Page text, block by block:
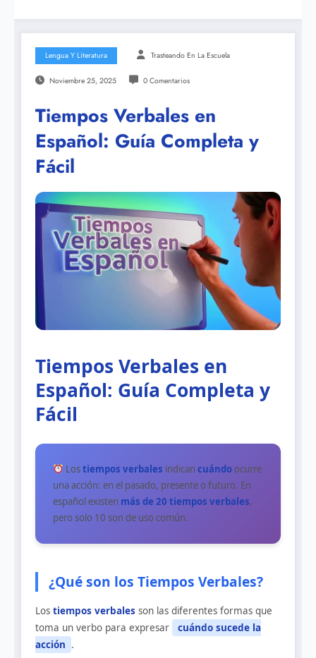
Lengua Y Literatura Trasteando En La Escuela
Noviembre 25, 2025 0 Comentarios
Tiempos Verbales en
Español: Guía Completa y
Fácil
Tiempos Verbales en
Español: Guía Completa y
Fácil
Lostiempos verbales indicancuándoocurre
una acción: en el pasado, presente o futuro. En
español existen más de 20 tiempos verbales,
pero solo 10 son de uso común.
¿Qué son los Tiempos Verbales?
Los tiempos verbales son las diferentes formas que
toma un verbo para expresar
cuándo sucede la
acción .